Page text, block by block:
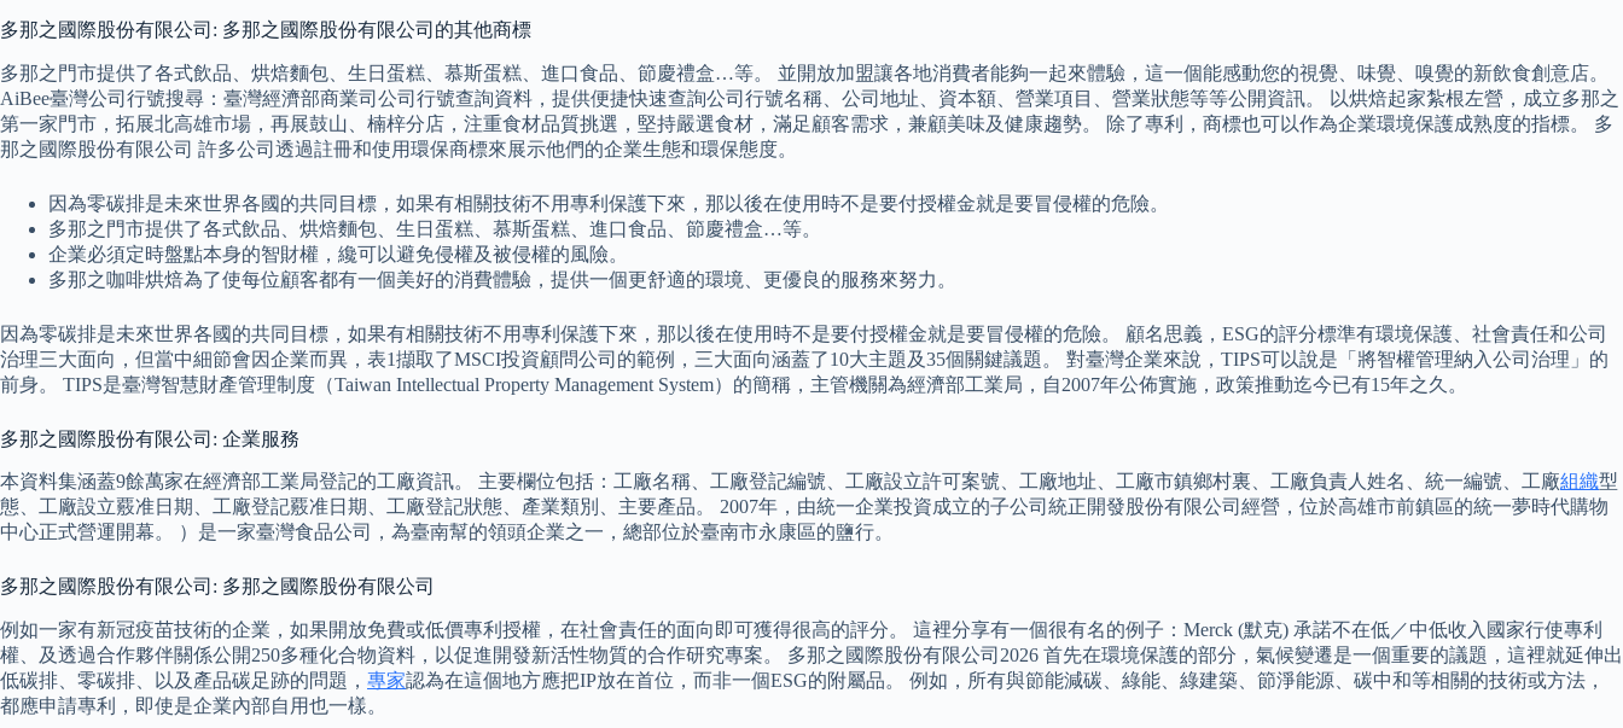
多那之國際股份有限公司: 多那之國際股份有限公司的其他商標
多那之門市提供了各式飲品、烘焙麵包、生日蛋糕、慕斯蛋糕、進口食品、節慶禮盒…等。 並開放加盟讓各地消費者能夠一起來體驗，這一個能感動您的視覺、味覺、嗅覺的新飲食創意店。
AiBee臺灣公司行號搜尋：臺灣經濟部商業司公司行號查詢資料，提供便捷快速查詢公司行號名稱、公司地址、資本額、營業項目、營業狀態等等公開資訊。 以烘焙起家紮根左營，成立多那之
第一家門市，拓展北高雄市場，再展鼓山、楠梓分店，注重食材品質挑選，堅持嚴選食材，滿足顧客需求，兼顧美味及健康趨勢。 除了專利，商標也可以作為企業環境保護成熟度的指標。 多
那之國際股份有限公司 許多公司透過註冊和使用環保商標來展示他們的企業生態和環保態度。
因為零碳排是未來世界各國的共同目標，如果有相關技術不用專利保護下來，那以後在使用時不是要付授權金就是要冒侵權的危險。
多那之門市提供了各式飲品、烘焙麵包、生日蛋糕、慕斯蛋糕、進口食品、節慶禮盒…等。
企業必須定時盤點本身的智財權，纔可以避免侵權及被侵權的風險。
多那之咖啡烘焙為了使每位顧客都有一個美好的消費體驗，提供一個更舒適的環境、更優良的服務來努力。
因為零碳排是未來世界各國的共同目標，如果有相關技術不用專利保護下來，那以後在使用時不是要付授權金就是要冒侵權的危險。 顧名思義，ESG的評分標準有環境保護、社會責任和公司
治理三大面向，但當中細節會因企業而異，表1擷取了MSCI投資顧問公司的範例，三大面向涵蓋了10大主題及35個關鍵議題。 對臺灣企業來說，TIPS可以說是「將智權管理納入公司治理」的
前身。 TIPS是臺灣智慧財產管理制度（Taiwan Intellectual Property Management System）的簡稱，主管機關為經濟部工業局，自2007年公佈實施，政策推動迄今已有15年之久。
多那之國際股份有限公司: 企業服務
本資料集涵蓋9餘萬家在經濟部工業局登記的工廠資訊。 主要欄位包括：工廠名稱、工廠登記編號、工廠設立許可案號、工廠地址、工廠市鎮鄉村裏、工廠負責人姓名、統一編號、工廠組織型
態、工廠設立覈准日期、工廠登記覈准日期、工廠登記狀態、產業類別、主要產品。 2007年，由統一企業投資成立的子公司統正開發股份有限公司經營，位於高雄市前鎮區的統一夢時代購物
中心正式營運開幕。 ）是一家臺灣食品公司，為臺南幫的領頭企業之一，總部位於臺南市永康區的鹽行。
多那之國際股份有限公司: 多那之國際股份有限公司
例如一家有新冠疫苗技術的企業，如果開放免費或低價專利授權，在社會責任的面向即可獲得很高的評分。 這裡分享有一個很有名的例子：Merck (默克) 承諾不在低／中低收入國家行使專利
權、及透過合作夥伴關係公開250多種化合物資料，以促進開發新活性物質的合作研究專案。 多那之國際股份有限公司2026 首先在環境保護的部分，氣候變遷是一個重要的議題，這裡就延伸出
低碳排、零碳排、以及產品碳足跡的問題， 專家認為在這個地方應把IP放在首位，而非一個ESG的附屬品。 例如，所有與節能減碳、綠能、綠建築、節淨能源、碳中和等相關的技術或方法，
都應申請專利，即使是企業內部自用也一樣。